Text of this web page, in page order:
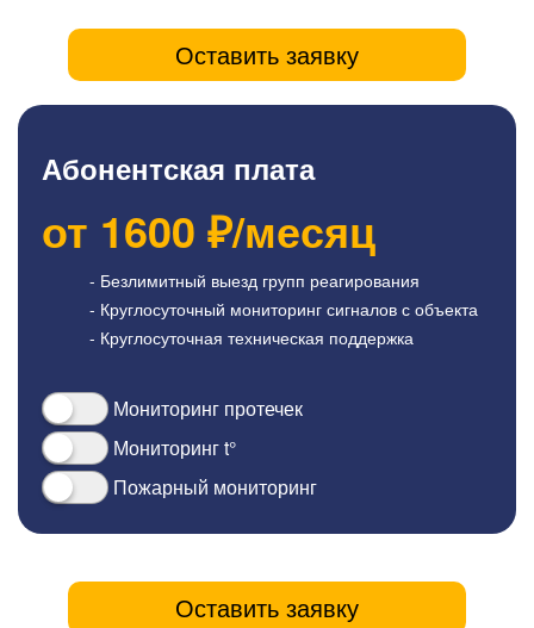
Оставить заявку
Абонентская плата
от 1600 ₽/месяц
- Безлимитный выезд групп реагирования
- Круглосуточный мониторинг сигналов с объекта
- Круглосуточная техническая поддержка
Мониторинг протечек
Мониторинг t°
Пожарный мониторинг
Оставить заявку